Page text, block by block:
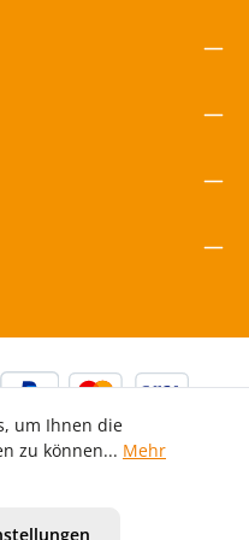
um Ihnen die
zu können... Mehr